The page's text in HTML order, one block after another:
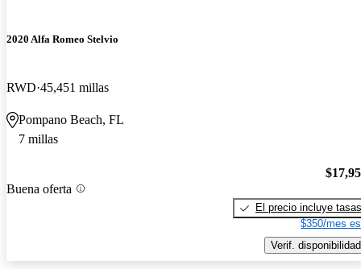
2020 Alfa Romeo Stelvio
RWD 45,451 millas
Pompano Beach, FL
7 millas
Buena oferta
El precio incluye tasas
$350/mes
Verif. disponibilidad